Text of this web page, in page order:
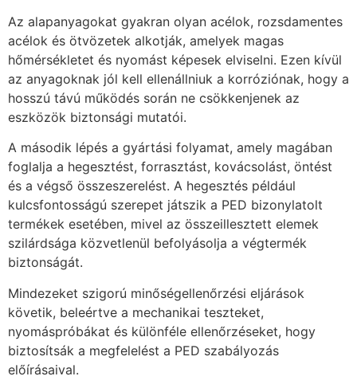
Az alapanyagokat gyakran olyan acélok, rozsdamentes
acélok és ötvözetek alkotják, amelyek magas
hőmérsékletet és nyomást képesek elviselni. Ezen kívül
az anyagoknak jól kell ellenállniuk a korróziónak, hogy a
hosszú távú működés során ne csökkenjenek az
eszközök biztonsági mutatói.
A második lépés a gyártási folyamat, amely magában
foglalja a hegesztést, forrasztást, kovácsolást, öntést
és a végső összeszerelést. A hegesztés például
kulcsfontosságú szerepet játszik a PED bizonylatolt
termékek esetében, mivel az összeillesztett elemek
szilárdsága közvetlenül befolyásolja a végtermék
biztonságát.
Mindezeket szigorú minőségellenőrzési eljárások
követik, beleértve a mechanikai teszteket,
nyomáspróbákat és különféle ellenőrzéseket, hogy
biztosítsák a megfelelést a PED szabályozás
előírásaival.